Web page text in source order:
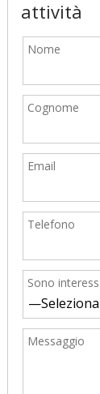
attività
Nome
Cognome
Email
Telefono
Sono
Messaggio